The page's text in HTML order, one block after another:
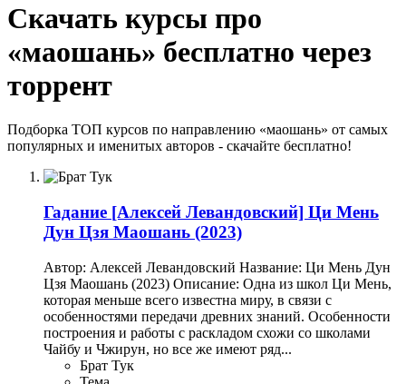
Скачать курсы про
«маошань» бесплатно через
торрент
Подборка ТОП курсов по направлению «маошань» от самых
популярных и именитых авторов - скачайте бесплатно!
Гадание [Алексей Левандовский] Ци Мень
Дун Цзя Маошань (2023)
Автор: Алексей Левандовский Название: Ци Мень Дун
Цзя Маошань (2023) Описание: Одна из школ Ци Мень,
которая меньше всего известна миру, в связи с
особенностями передачи древних знаний. Особенности
построения и работы с раскладом схожи со школами
Чайбу и Чжирун, но все же имеют ряд...
Брат Тук